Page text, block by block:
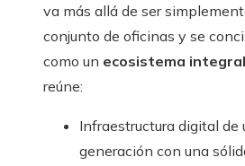
va más allá de ser
conjunto de oficinas y se
como un ecosistema integral
reúne:
Infraestructura digital de
generación con una